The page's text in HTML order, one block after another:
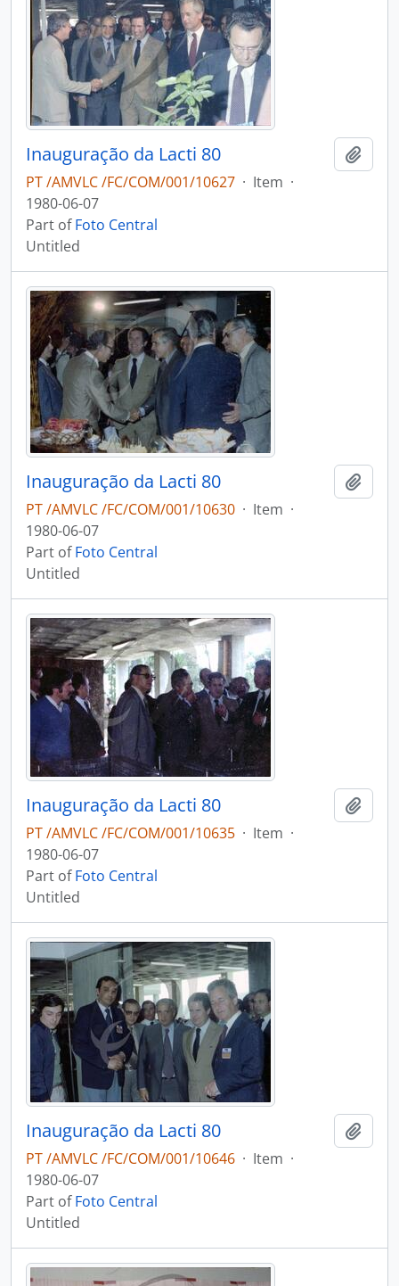
Inauguração da Lacti 80
PT /AMVLC /FC/COM/001/10627 · Item ·
1980-06-07
Part ofFoto Central
Untitled
Inauguração da Lacti 80
PT /AMVLC /FC/COM/001/10630 · Item ·
1980-06-07
Part ofFoto Central
Untitled
Inauguração da Lacti 80
PT /AMVLC /FC/COM/001/10635 · Item ·
1980-06-07
Part ofFoto Central
Untitled
Inauguração da Lacti 80
PT /AMVLC /FC/COM/001/10646 · Item ·
1980-06-07
Part ofFoto Central
Untitled